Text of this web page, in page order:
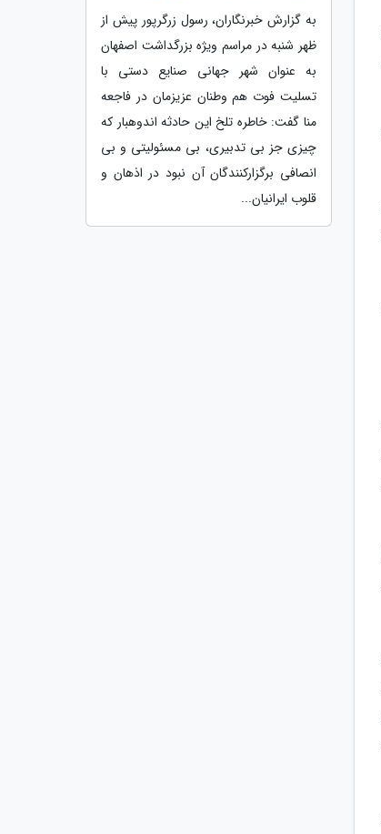
به گزارش خبرنگاران، رسول زرگرپور پیش از
ظهر شنبه در مراسم ویژه بزرگداشت اصفهان
به عنوان شهر جهانی صنایع دستی با
تسلیت فوت هم وطنان عزیزمان در فاجعه
منا گفت: خاطره تلخ این حادثه اندوهبار که
چیزی جز بی تدبیری، بی مسئولیتی و بی
انصافی برگزارکنندگان آن نبود در اذهان و
قلوب ایرانیان...